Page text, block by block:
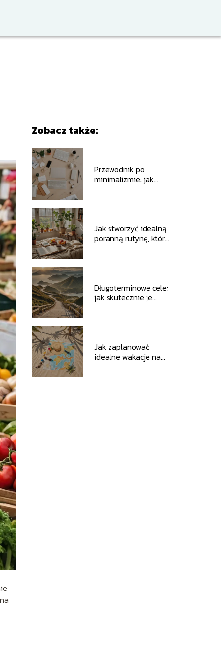
Zobacz także:
Przewodnik po
minimalizmie: jak
Jak stworzyć idealną
poranną rutynę, która
Długoterminowe cele:
jak skutecznie je
Jak zaplanować
idealne wakacje na